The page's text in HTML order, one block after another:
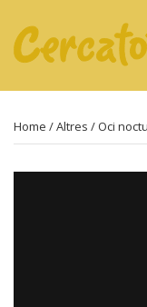
Home /Altres /Oci